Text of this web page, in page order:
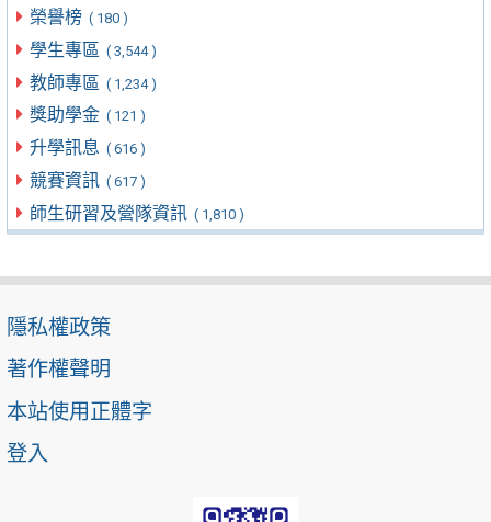
榮譽榜 ( 180 )
學生專區 ( 3,544 )
教師專區 ( 1,234 )
獎助學金 ( 121 )
升學訊息 ( 616 )
競賽資訊 ( 617 )
師生研習及營隊資訊 ( 1,810 )
隱私權政策
著作權聲明
本站使用正體字
登入